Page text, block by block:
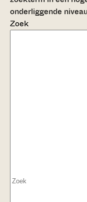
onderliggende
Zoek